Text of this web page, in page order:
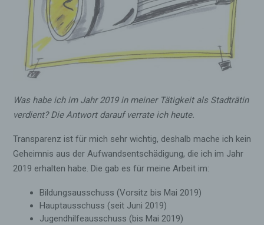
Was habe ich im Jahr 2019 in meiner Tätigkeit als Stadträtin
verdient? Die Antwort darauf verrate ich heute.
Transparenz ist für mich sehr wichtig, deshalb mache ich kein
Geheimnis aus der Aufwandsentschädigung, die ich im Jahr
2019 erhalten habe. Die gab es für meine Arbeit im:
Bildungsausschuss (Vorsitz bis Mai 2019)
Hauptausschuss (seit Juni 2019)
Jugendhilfeausschuss (bis Mai 2019)